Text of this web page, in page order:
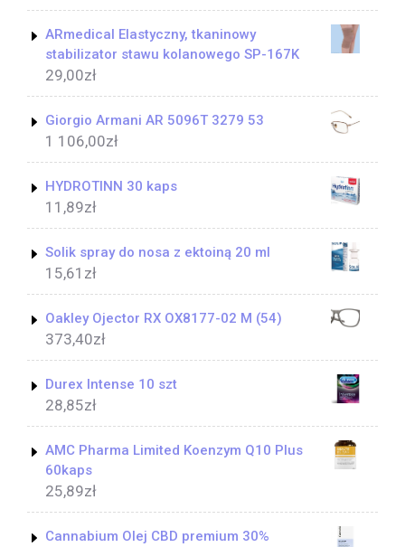
ARmedical Elastyczny, tkaninowy
stabilizator stawu kolanowego SP-167K
29,00zł
Giorgio Armani AR 5096T 3279 53
1 106,00zł
HYDROTINN 30 kaps
11,89zł
Solik spray do nosa z ektoiną 20 ml
15,61 zł
Oakley Ojector RX OX8177-02 M (54)
373,40zł
Durex Intense 10 szt
28,85zł
AMC Pharma Limited Koenzym Q10 Plus
60kaps
25,89zł
Cannabium Olej CBD premium 30%